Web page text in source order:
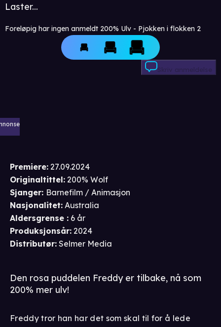
Laster...
Foreløpig har ingen anmeldt 200% Ulv - Pjokken i flokken 2
Skriv anmeldelse
Premiere: 27.09.2024
Originaltittel: 200% Wolf
Sjanger: Barnefilm / Animasjon
Nasjonalitet: Australia
Aldersgrense : 6 år
Produksjonsår: 2024
Distributør: Selmer Media
Den rosa puddelen Freddy er tilbake, nå som
200% mer ulv!
Freddy tror han har det som skal til for å lede